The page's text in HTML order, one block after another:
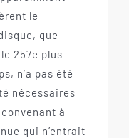
le
que
257e plus
n’a pas été
nécessaires
à
qui n’entrait